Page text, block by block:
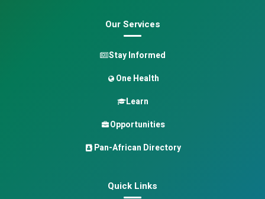
Our Services
Stay Informed
One Health
Learn
Opportunities
Pan-African Directory
Quick Links